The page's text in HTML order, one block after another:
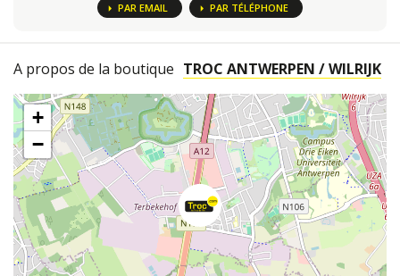
PAR EMAIL PAR TÉLÉPHONE
A propos de la boutique TROC ANTWERPEN / WILRIJK
+
−